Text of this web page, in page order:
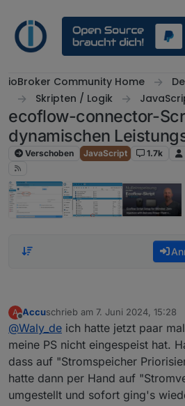
ioBroker Community Home
Skripten / Logik
ecoflow-connector-
dynamischen
Verschoben JavaScript 1.7k
A
Offline
Accuschrieb am 7. Juni 2024, 15:28
zuletzt editiert von
@Waly_de ich hatte jetzt paar
meine PS nicht eingespeist hat.
dass auf "Stromspeicher
hatte dann per Hand auf
umgestellt und sofort ging's